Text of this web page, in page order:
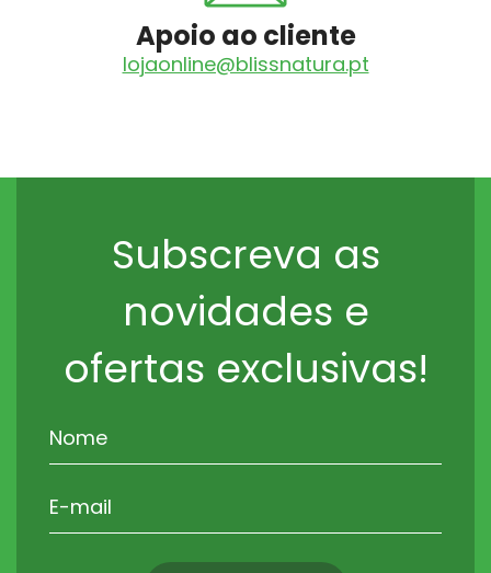
Apoio ao cliente
lojaonline@blissnatura.pt
Subscreva as
novidades e
ofertas exclusivas!